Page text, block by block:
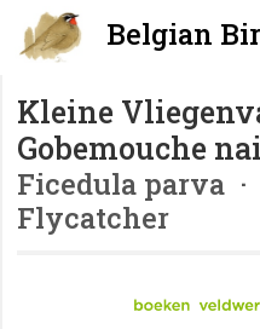
Belgian
Kleine
Gobemouche
Ficedula parva
Flycatcher